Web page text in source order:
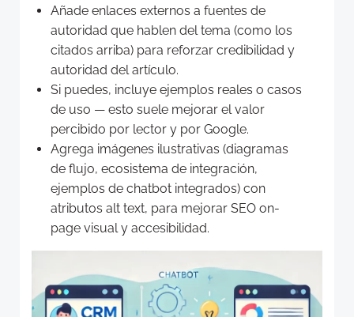
Añade enlaces externos a fuentes de
autoridad que hablen del tema (como los
citados arriba) para reforzar credibilidad y
autoridad del artículo.
Si puedes, incluye ejemplos reales o casos
de uso — esto suele mejorar el valor
percibido por lector y por Google.
Agrega imágenes ilustrativas (diagramas
de flujo, ecosistema de integración,
ejemplos de chatbot integrados) con
atributos alt text, para mejorar SEO on-
page visual y accesibilidad.